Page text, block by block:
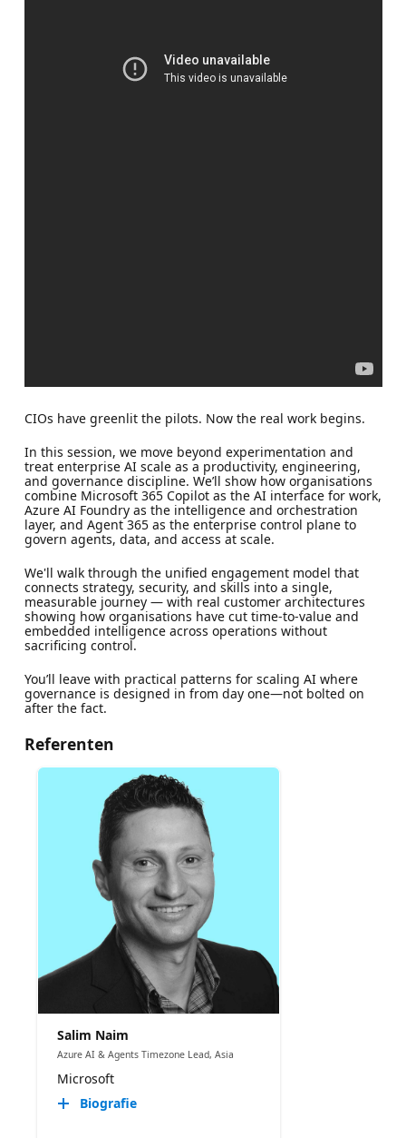
CIOs have greenlit the pilots. Now the real work begins.
In this session, we move beyond experimentation and
treat enterprise AI scale as a productivity, engineering,
and governance discipline. We’ll show how organisations
combine Microsoft 365 Copilot as the AI interface for work,
Azure AI Foundry as the intelligence and orchestration
layer, and Agent 365 as the enterprise control plane to
govern agents, data, and access at scale.
We'll walk through the unified engagement model that
connects strategy, security, and skills into a single,
measurable journey — with real customer architectures
showing how organisations have cut time-to-value and
embedded intelligence across operations without
sacrificing control.
You’ll leave with practical patterns for scaling AI where
governance is designed in from day one—not bolted on
after the fact.
Referenten
Salim Naim
Azure AI & Agents Timezone Lead, Asia
Microsoft
Biografie